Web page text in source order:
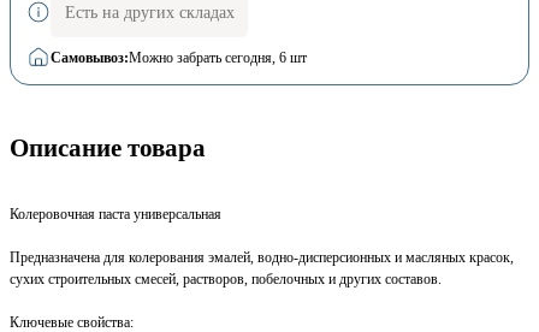
Есть на других складах
Самовывоз:Можно забрать сегодня, 6 шт
Описание товара
Колеровочная паста универсальная
Предназначена для колерования эмалей, водно-дисперсионных и масляных красок,
сухих строительных смесей, растворов, побелочных и других составов.
Ключевые свойства: